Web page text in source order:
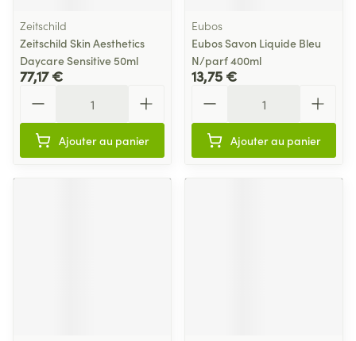
Zeitschild
Zeitschild Skin Aesthetics
Daycare Sensitive 50ml
77,17 €
Ajouter au panier
Eubos
Eubos Savon Liquide Bleu
N/parf 400ml
13,75 €
Ajouter au panier